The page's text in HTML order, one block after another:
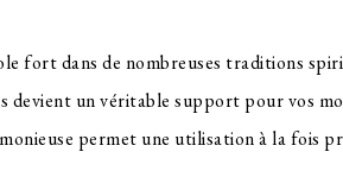
fort dans de nombreuses traditions
devient un véritable support pour vos
permet une utilisation à la fois